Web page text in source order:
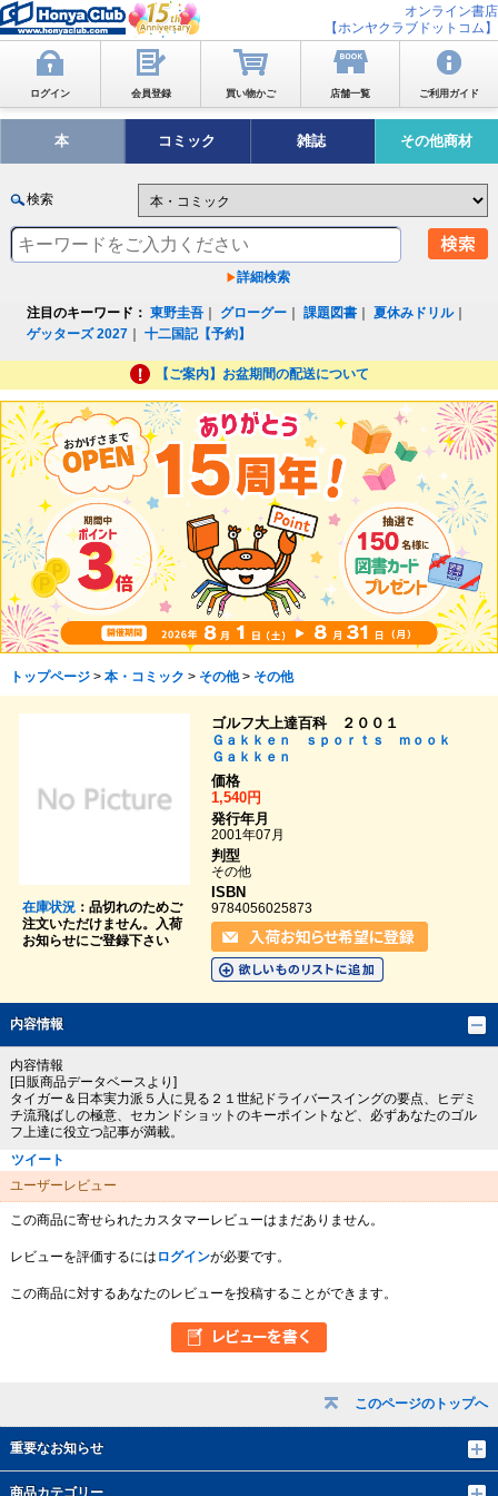
オンライン書店
【ホンヤクラブドットコム】
ログイン 会員登録 買い物かご 店舗一覧 ご利用ガイド
本 コミック 雑誌 その他商材
検索
詳細検索
注目のキーワード： 東野圭吾 グローグー ｜課題図書 ｜夏休みドリル｜
ゲッターズ 2027 ｜十二国記【予約】
【ご案内】お盆期間の配送について
このページのトップへ
重要なお知らせ
商品カテゴリー
トップページ> 本・コミック > その他> その他
在庫状況：品切れのためご
注文いただけません。入荷
お知らせにご登録下さい
ゴルフ大上達百科 ２００１
Ｇａｋｋｅｎ ｓｐｏｒｔｓ ｍｏｏｋ
Ｇａｋｋｅｎ
価格
1,540円
発行年月
2001年07月
判型
その他
ISBN
9784056025873
内容情報
内容情報
[日販商品データベースより]
タイガー＆日本実力派５人に見る２１世紀ドライバースイングの要点、ヒデミ
チ流飛ばしの極意、セカンドショットのキーポイントなど、必ずあなたのゴル
フ上達に役立つ記事が満載。
ツイート
ユーザーレビュー
この商品に寄せられたカスタマーレビューはまだありません。
レビューを評価するには ログインが必要です。
この商品に対するあなたのレビューを投稿することができます。